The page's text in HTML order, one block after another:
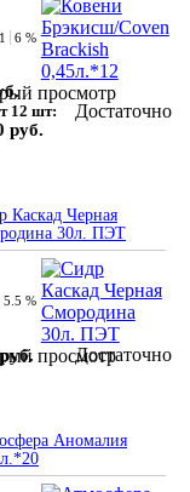
просмотр
1 6 %
12 шт:
руб.
Достаточно
Каскад Черная
30л. ПЭТ
просмотр
5.5 %
Достаточно
Аномалия